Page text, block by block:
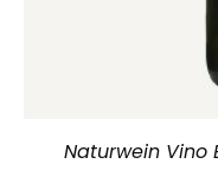
Naturwein Vino